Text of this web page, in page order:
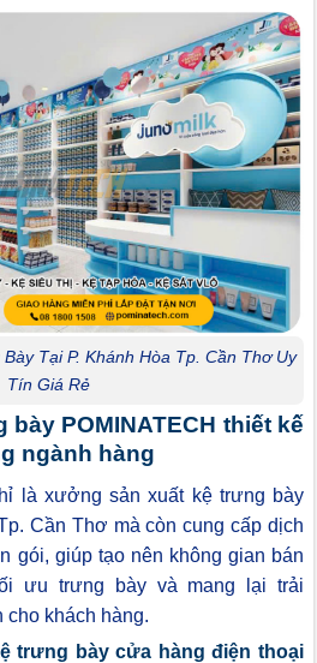
Tại P. Khánh Hòa Tp. Cần Thơ Uy
Tín Giá Rẻ
POMINATECH thiết kế
ngành hàng
là xưởng sản xuất kệ trưng bày
Cần Thơ mà còn cung cấp dịch
gói, giúp tạo nên không gian bán
ưu trưng bày và mang lại trải
cho khách hàng.
trưng bày cửa hàng điện thoại